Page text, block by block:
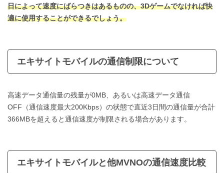
日によって速度にばらつきはあるものの、3Dゲームでなければ快
適に使用することができるでしょう。
エキサイトモバイルの通信制限について
高速データ通信量の残量が0MB、あるいは高速データ通信
OFF（通信速度最大200Kbps）の状態で直近3日間の通信量が合計
366MBを超えると通信速度が制限される場合があります。
エキサイトモバイルと他MVNOの通信速度比較